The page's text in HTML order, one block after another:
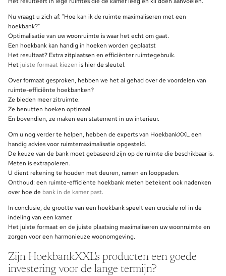
Nu vraagt u zich af: "Hoe kan ik de ruimte maximaliseren met een
hoekbank?"
Optimalisatie van uw woonruimte is waar het echt om gaat.
Een hoekbank kan handig in hoeken worden geplaatst
Het resultaat? Extra zitplaatsen en efficiënter ruimtegebruik.
Het juiste formaat kiezen is hier de sleutel.
Over formaat gesproken, hebben we het al gehad over de voordelen van
ruimte-efficiënte hoekbanken?
Ze bieden meer zitruimte.
Ze benutten hoeken optimaal.
En bovendien, ze maken een statement in uw interieur.
Om u nog verder te helpen, hebben de experts van HoekbankXXL een
handig advies voor ruimtemaximalisatie opgesteld.
De keuze van de bank moet gebaseerd zijn op de ruimte die beschikbaar is.
Meten is extrapoleren.
U dient rekening te houden met deuren, ramen en looppaden.
Onthoud: een ruimte-efficiënte hoekbank meten betekent ook nadenken
over hoe de bank in de kamer past.
In conclusie, de grootte van een hoekbank speelt een cruciale rol in de
indeling van een kamer.
Het juiste formaat en de juiste plaatsing maximaliseren uw woonruimte en
zorgen voor een harmonieuze woonomgeving.
Zijn HoekbankXXL's producten een goede
investering voor de lange termijn?